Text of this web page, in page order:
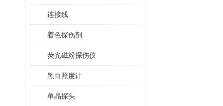
连接线
着色探伤剂
荧光磁粉探伤仪
黑白照度计
单晶探头